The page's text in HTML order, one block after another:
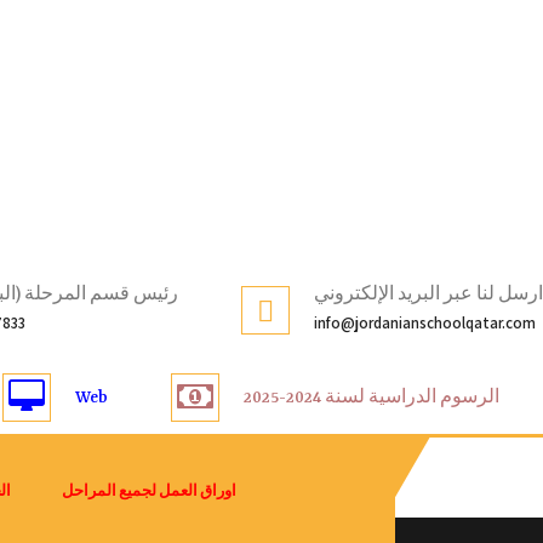
رئيس قسم المرحلة ارسل لنا عبر البريد الإلكتروني
info@jordanianschoolqatar.com
Web الرسوم الدراسية لسنة 2024-2025
اوراق العمل لجميع المراحل